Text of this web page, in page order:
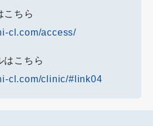
こちら
cl.com/access/
はこちら
cl.com/clinic/#link04